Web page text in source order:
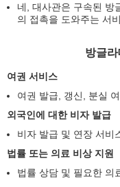
네, 대사관은 구속된 방
의 접촉을 도와주는 서
방글
여권 서비스
여권 발급, 갱신, 분실
외국인에 대한 비자 발급
비자 발급 및 연장 서비
법률 또는 의료 비상 지원
법률 상담 및 필요한 의